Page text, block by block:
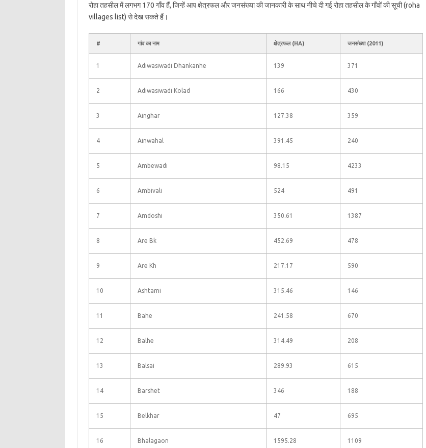
रोहा तहसील में लगभग 170 गाँव हैं, जिन्हें आप क्षेत्रफल और जनसंख्या की जानकारी के साथ नीचे दी गई रोहा तहसील के गाँवों की सूची (roha
villages list) से देख सकते हैं।
# गांव का नाम क्षेत्रफल (HA) जनसंख्या (2011)
1 Adiwasiwadi Dhankanhe 139 371
2 Adiwasiwadi Kolad 166 430
3 Ainghar 127.38 359
4 Ainwahal 391.45 240
5 Ambewadi 98.15 4233
6 Ambivali 524 491
7 Amdoshi 350.61 1387
8 Are Bk 452.69 478
9 Are Kh 217.17 590
10 Ashtami 315.46 146
11 Bahe 241.58 670
12 Balhe 314.49 208
13 Balsai 289.93 615
14 Barshet 346 188
15 Belkhar 47 695
16 Bhalagaon 1595.28 1109